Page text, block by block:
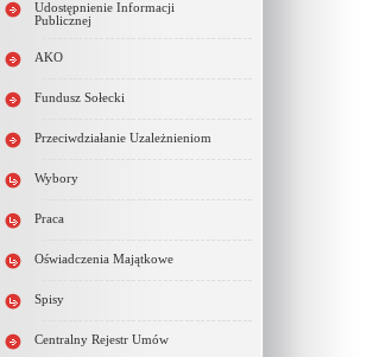
Udostępnienie Informacji
Publicznej
AKO
Fundusz Sołecki
Przeciwdziałanie Uzależnieniom
Wybory
Praca
Oświadczenia Majątkowe
Spisy
Centralny Rejestr Umów